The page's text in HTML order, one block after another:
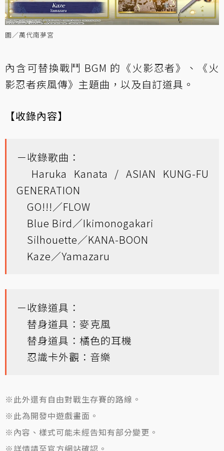
圖／萬代南夢宮
內含可替換戰鬥 BGM 的《火影忍者》、《火
影忍者疾風傳》主題曲，以及自訂道具。
【收錄內容】
－收錄歌曲：
Haruka Kanata / ASIAN KUNG-FU
GENERATION
GO!!!／FLOW
Blue Bird／Ikimonogakari
Silhouette／KANA-BOON
Kaze／Yamazaru
－收錄道具：
替身道具：麥克風
替身道具：橘色的耳機
忍識卡外觀：音樂
※此外還有自由對戰生存賽的路線。
※此為開發中遊戲畫面。
※內容、樣式可能未經告知有部分變更。
※詳情請至官方網站確認。